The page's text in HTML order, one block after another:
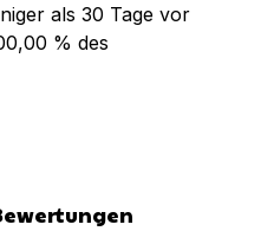
als 30 Tage vor
% des